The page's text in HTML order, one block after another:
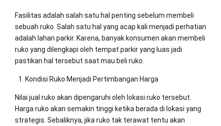
Fasilitas adalah salah satu hal penting sebelum membeli
sebuah ruko. Salah satu hal yang acap kali menjadi perhatian
adalah lahan parkir. Karena, banyak konsumen akan membeli
ruko yang dilengkapi oleh tempat parkir yang luas jadi
pastikan hal tersebut saat mau beli ruko.
Kondisi Ruko Menjadi Pertimbangan Harga
Nilai jual ruko akan dipengaruhi oleh lokasi ruko tersebut.
Harga ruko akan semakin tinggi ketika berada di lokasi yang
strategis. Sebaliknya, jika ruko tak terawat tentu akan